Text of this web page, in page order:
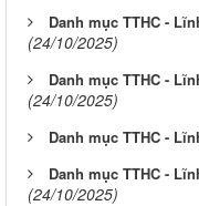
Danh mục TTHC -
(24/10/2025)
Danh mục TTHC -
(24/10/2025)
Danh mục TTHC -
Danh mục TTHC -
(24/10/2025)